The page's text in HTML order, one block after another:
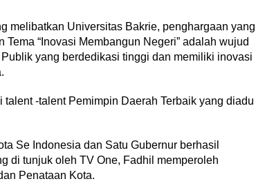
melibatkan Universitas Bakrie, penghargaan yang
“Inovasi Membangun Negeri” adalah wujud
yang berdedikasi tinggi dan memiliki inovasi
-talent Pemimpin Daerah Terbaik yang diadu
Se Indonesia dan Satu Gubernur berhasil
di tunjuk oleh TV One, Fadhil memperoleh
Penataan Kota.